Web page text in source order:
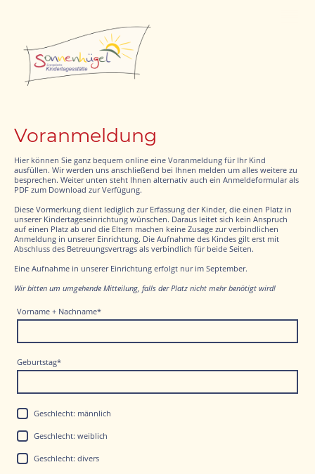
Voranmeldung
Hier können Sie ganz bequem online eine Voranmeldung für Ihr Kind
ausfüllen. Wir werden uns anschließend bei Ihnen melden um alles weitere zu
besprechen. Weiter unten steht Ihnen alternativ auch ein Anmeldeformular als
PDF zum Download zur Verfügung.
Diese Vormerkung dient lediglich zur Erfassung der Kinder, die einen Platz in
unserer Kindertageseinrichtung wünschen. Daraus leitet sich kein Anspruch
auf einen Platz ab und die Eltern machen keine Zusage zur verbindlichen
Anmeldung in unserer Einrichtung. Die Aufnahme des Kindes gilt erst mit
Abschluss des Betreuungsvertrags als verbindlich für beide Seiten.
Eine Aufnahme in unserer Einrichtung erfolgt nur im September.
Wir bitten um umgehende Mitteilung, falls der Platz nicht mehr benötigt wird!
Vorname + Nachname*
Geburtstag*
Geschlecht: männlich
Geschlecht: weiblich
Geschlecht: divers